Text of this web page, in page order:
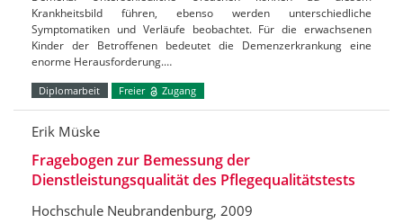
Krankheitsbild führen, ebenso werden unterschiedliche
Symptomatiken und Verläufe beobachtet. Für die erwachsenen
Kinder der Betroffenen bedeutet die Demenzerkrankung eine
enorme Herausforderung.…
Diplomarbeit Freier Zugang
Erik Müske
Fragebogen zur Bemessung der
Dienstleistungsqualität des Pflegequalitätstests
Hochschule Neubrandenburg, 2009